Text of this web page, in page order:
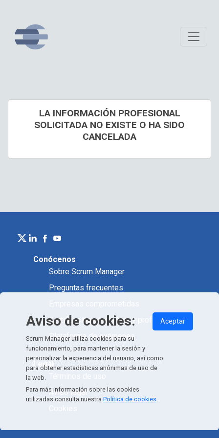
LA INFORMACIÓN PROFESIONAL
SOLICITADA NO EXISTE O HA SIDO
CANCELADA
Conócenos
Sobre Scrum Manager
Preguntas frecuentes
Certificación académica y profesional
Plataforma de exámenes
Legal
Aviso legal
Aviso de cookies:
Scrum Manager utiliza cookies para su
funcionamiento, para mantener la sesión y
personalizar la experiencia del usuario, así como
para obtener estadísticas anónimas de uso de
la web.
Para más información sobre las cookies
utilizadas consulta nuestra Política de cookies.
Aceptar